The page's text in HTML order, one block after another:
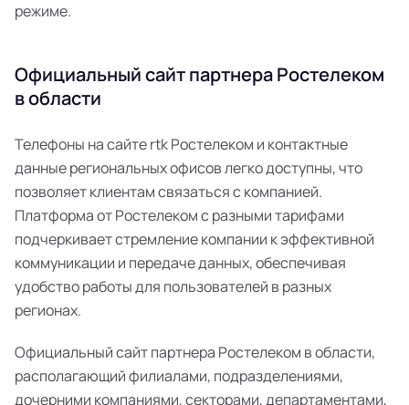
режиме.
Официальный сайт партнера Ростелеком
в области
Телефоны на сайте rtk Ростелеком и контактные
данные региональных офисов легко доступны, что
позволяет клиентам связаться с компанией.
Платформа от Ростелеком с разными тарифами
подчеркивает стремление компании к эффективной
коммуникации и передаче данных, обеспечивая
удобство работы для пользователей в разных
регионах.
Официальный сайт партнера Ростелеком в области,
располагающий филиалами, подразделениями,
дочерними компаниями, секторами, департаментами,